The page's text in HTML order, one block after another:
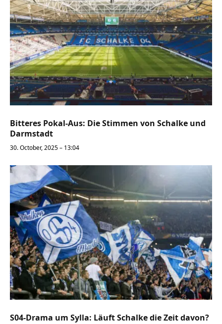
Bitteres Pokal-Aus: Die Stimmen von Schalke und
Darmstadt
30. October, 2025 – 13:04
S04-Drama um Sylla: Läuft Schalke die Zeit davon?